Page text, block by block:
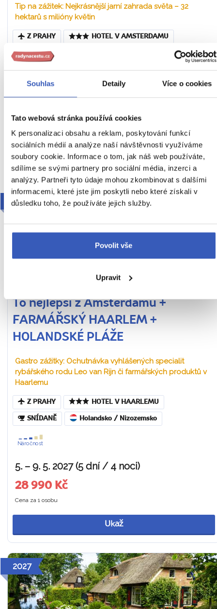
Souhlas Detaily Více o cookies
Tato webová stránka používá cookies
K personalizaci obsahu a reklam, poskytování funkcí
sociálních médií a analýze naší návštěvnosti využíváme
soubory cookie. Informace o tom, jak náš web používáte,
sdílíme se svými partnery pro sociální média, inzerci a
analýzy. Partneři tyto údaje mohou zkombinovat s dalšími
informacemi, které jste jim poskytli nebo které získali v
důsledku toho, že používáte jejich služby.
Povolit vše
Upravit
Tip na zážitek: Nejkrásnější jarní zahrada světa – 32
hektarů s milióny květin
Z PRAHY HOTEL V AMSTERDAMU
SNÍDANĚ
28. 4. – 2. 5. 2027 (5 dní / 4 noci)
29 990 Kč
Cena za 1 osobu
Ukaž
2027
To nejlepší z Amsterdamu +
FARMÁŘSKÝ HAARLEM +
HOLANDSKÉ PLÁŽE
Gastro zážitky: Ochutnávka vyhlášených specialit
rybářského rodu Leo van Rijn či farmářských produktů v
Haarlemu
Z PRAHY HOTEL V HAARLEMU
SNÍDANĚ Holandsko / Nizozemsko
Náročnost
5. – 9. 5. 2027 (5 dní / 4 noci)
28 990 Kč
Cena za 1 osobu
Ukaž
2027